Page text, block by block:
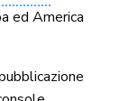
ed America